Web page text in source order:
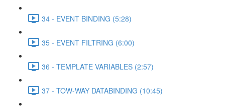
34 - EVENT BINDING (5:28)
35 - EVENT FILTRING (6:00)
36 - TEMPLATE VARIABLES (2:57)
37 - TOW-WAY DATABINDING (10:45)